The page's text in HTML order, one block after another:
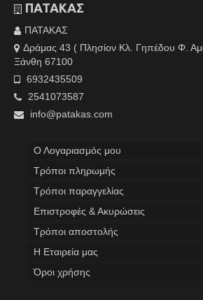
ΠΑΤΑΚΑΣ
ΠΑΤΑΚΑΣ
Δράμας 43 ( Πλησίον Κλ. Γηπέδου Φ.
Ξάνθη 67100
6932435509
2541073587
info@patakas.com
Ο Λογαριασμός μου
Tρόποι πληρωμής
Τρόποι παραγγελίας
Επιστροφές & Ακυρώσεις
Τρόποι αποστολής
Η Εταιρεία μας
Όροι χρήσης